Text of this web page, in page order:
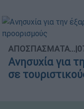
ΑΠΟΣΠΑΣΜΑΤΑ...|
Ανησυχία για
σε